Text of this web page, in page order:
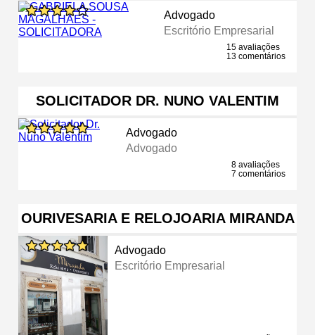
Advogado
Escritório Empresarial
15 avaliações
13 comentários
SOLICITADOR DR. NUNO VALENTIM
Advogado
Advogado
8 avaliações
7 comentários
OURIVESARIA E RELOJOARIA MIRANDA
Advogado
Escritório Empresarial